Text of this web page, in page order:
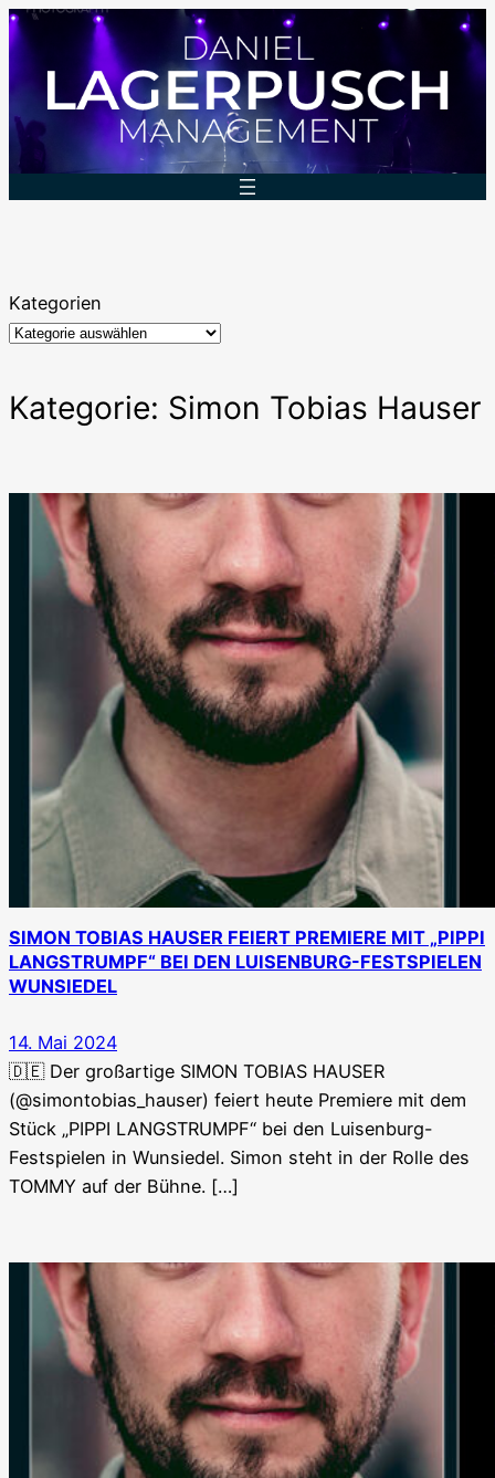
Zum
Inhalt
springen
Kategorien
Kategorie: Simon Tobias Hauser
SIMON TOBIAS HAUSER FEIERT PREMIERE MIT „PIPPI
LANGSTRUMPF“ BEI DEN LUISENBURG-FESTSPIELEN
WUNSIEDEL
14. Mai 2024
🇩🇪 Der großartige SIMON TOBIAS HAUSER
(@simontobias_hauser) feiert heute Premiere mit dem
Stück „PIPPI LANGSTRUMPF“ bei den Luisenburg-
Festspielen in Wunsiedel. Simon steht in der Rolle des
TOMMY auf der Bühne. […]